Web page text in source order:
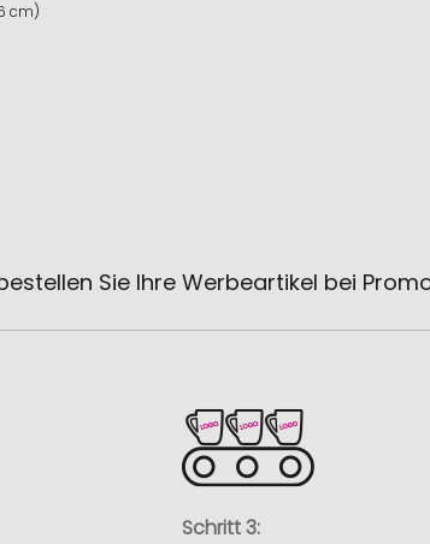
cm)
Sie Ihre Werbeartikel bei
Schritt 3: